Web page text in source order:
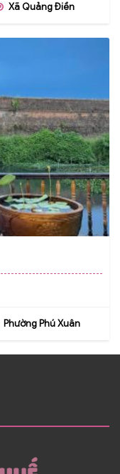
Xã Quảng Điền
Phường Phú Xuân